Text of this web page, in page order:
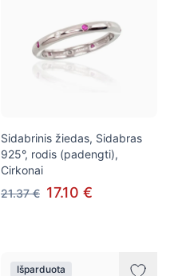
Sidabrinis žiedas, Sidabras
925°, rodis (padengti),
Cirkonai
21.37 € 17.10 €
Išparduota